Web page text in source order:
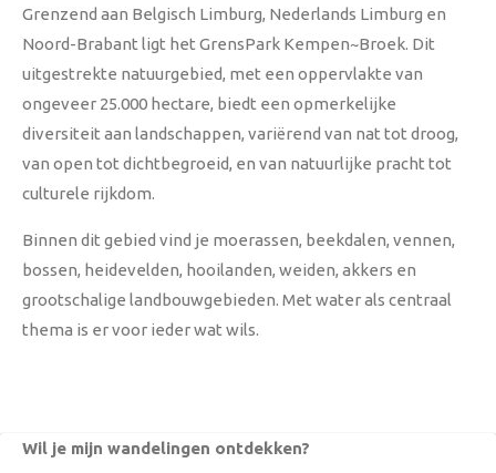
Grenzend aan Belgisch Limburg, Nederlands Limburg en
Noord-Brabant ligt het GrensPark Kempen~Broek. Dit
uitgestrekte natuurgebied, met een oppervlakte van
ongeveer 25.000 hectare, biedt een opmerkelijke
diversiteit aan landschappen, variërend van nat tot droog,
van open tot dichtbegroeid, en van natuurlijke pracht tot
culturele rijkdom.
Binnen dit gebied vind je moerassen, beekdalen, vennen,
bossen, heidevelden, hooilanden, weiden, akkers en
grootschalige landbouwgebieden. Met water als centraal
thema is er voor ieder wat wils.
Wil je mijn wandelingen ontdekken?